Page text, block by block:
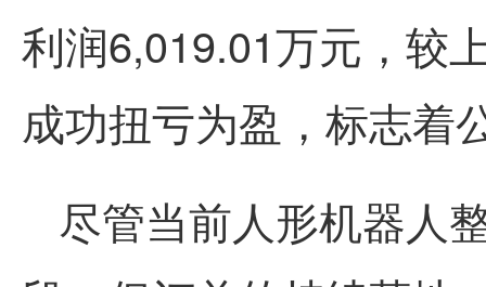
利润6,019.01万元，较
成功扭亏为盈，标志着
尽管当前人形机器人